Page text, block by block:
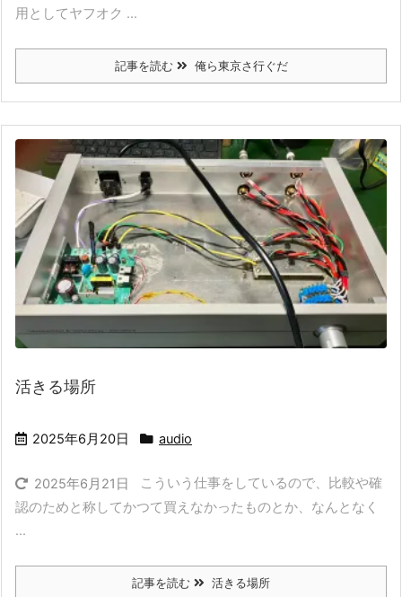
用としてヤフオク ...
記事を読む 俺ら東京さ行ぐだ
活きる場所
2025年6月20日 audio
2025年6月21日
こういう仕事をしているので、比較や確
認のためと称してかつて買えなかったものとか、なんとなく
...
記事を読む 活きる場所